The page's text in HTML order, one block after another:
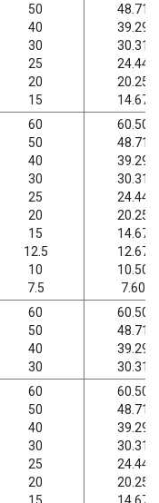
50
40
30
25
20
15
48.71
39.29
30.31
24.44
20.25
14.67
60
50
40
30
25
20
15
12.5
10
7.5
60.50
48.71
39.29
30.31
24.44
20.25
14.67
12.67
10.50
7.60
60
50
40
30
60.50
48.71
39.29
30.31
60
50
40
30
25
20
15
60.50
48.71
39.29
30.31
24.44
20.25
14.67